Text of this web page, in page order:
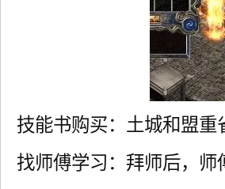
技能书购买：土城和盟
找师傅学习：拜师后，师